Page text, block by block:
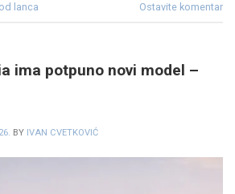
lanca Ostavite komentar
ima potpuno novi model –
BY IVAN CVETKOVIĆ